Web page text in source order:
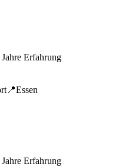
Jahre Erfahrung
📍Essen
Jahre Erfahrung